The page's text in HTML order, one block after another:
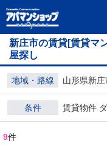
新庄市の賃貸[賃貸マ
屋探し
地域・路線 山形県新庄
条件 賃貸物件
9件